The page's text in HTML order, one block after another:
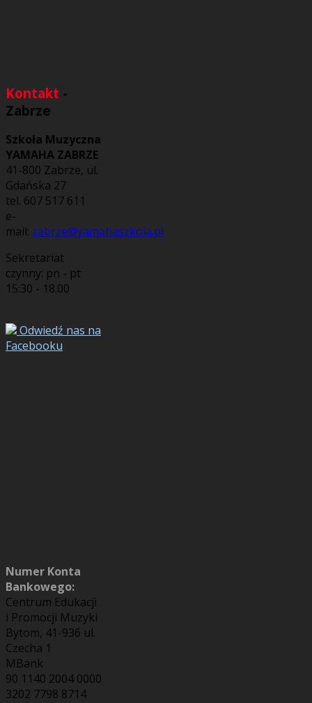
Kontakt -
Zabrze
Szkoła Muzyczna
YAMAHA ZABRZE
41-800 Zabrze, ul.
Gdańska 27
tel. 607 517 611
e-
mail: zabrze@yamahaszkola.pl
Sekretariat
czynny: pn - pt
15:30 - 18.00
Odwiedź nas na
Facebooku
Numer Konta
Bankowego:
Centrum Edukacji
i Promocji Muzyki
Bytom, 41-936 ul.
Czecha 1
MBank
90 1140 2004 0000
3202 7798 8714